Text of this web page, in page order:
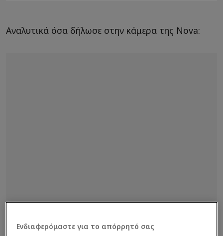
Αναλυτικά όσα δήλωσε στην κάμερα της Nova:
Ενδιαφερόμαστε για το απόρρητό σας